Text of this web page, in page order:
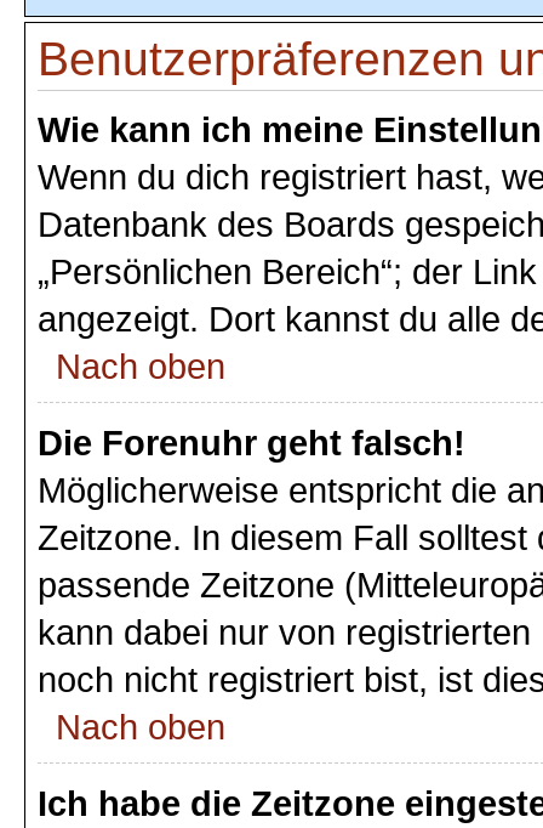
Benutzerpräferenzen
Wie kann ich meine
Wenn du dich registriert hast,
Datenbank des Boards
„Persönlichen Bereich“; der
angezeigt. Dort kannst du alle
Nach oben
Die Forenuhr geht falsch!
Möglicherweise entspricht die
Zeitzone. In diesem Fall solltest
passende Zeitzone
kann dabei nur von
noch nicht registriert bist, ist
Nach oben
Ich habe die Zeitzone